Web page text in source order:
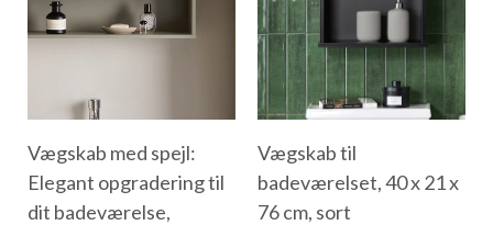
Vægskab med spejl:
Elegant opgradering til
dit badeværelse,
Vægskab til
badeværelset, 40 x 21 x
76 cm, sort